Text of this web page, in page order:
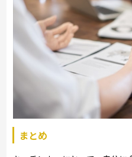
まとめ